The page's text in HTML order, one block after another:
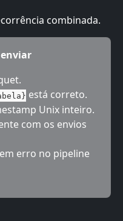
combinada.
está correto.
Unix inteiro.
com os envios
erro no pipeline